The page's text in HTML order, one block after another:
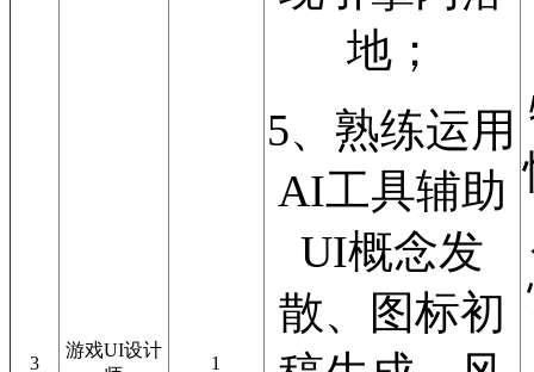
3
游戏UI设计
1
地；
5、熟练运用
AI工具辅助
UI概念发
散、图标初